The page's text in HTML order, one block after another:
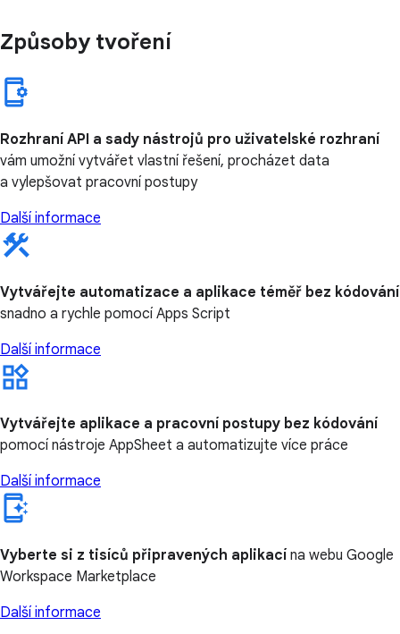
Způsoby tvoření
Rozhraní API a sady nástrojů pro uživatelské rozhraní
vám umožní vytvářet vlastní řešení, procházet data
a vylepšovat pracovní postupy
Další informace
Vytvářejte automatizace a aplikace téměř bez kódování
snadno a rychle pomocí Apps Script
Další informace
Vytvářejte aplikace a pracovní postupy bez kódování
pomocí nástroje AppSheet a automatizujte více práce
Další informace
Vyberte si z tisíců připravených aplikací na webu Google
Workspace Marketplace
Další informace